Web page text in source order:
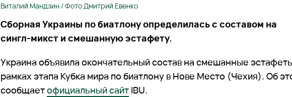
Виталий Мандзин / Фото Дмитрий Евенко
Сборная Украины по биатлону определилась с составом на
сингл-микст и смешанную эстафету.
Украина объявила окончательный состав на смешанные
рамках этапа Кубка мира по биатлону в Нове Место (Чехия). Об
сообщаетофициальный сайт IBU.